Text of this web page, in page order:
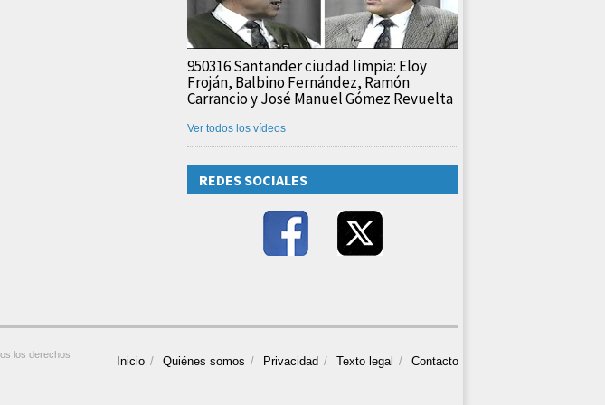
950316 Santander ciudad limpia: Eloy
Froján, Balbino Fernández, Ramón
Carrancio y José Manuel Gómez Revuelta
Ver todos los vídeos
REDES SOCIALES
Inicio Quiénes somos Privacidad Texto legal Contacto
los derechos